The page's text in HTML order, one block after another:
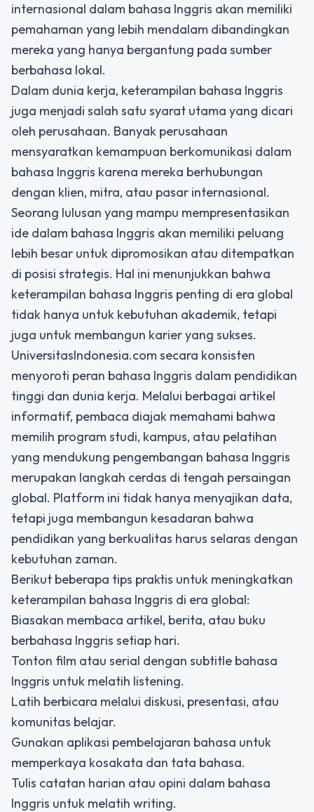
internasional dalam bahasa Inggris akan memiliki
pemahaman yang lebih mendalam dibandingkan
mereka yang hanya bergantung pada sumber
berbahasa lokal.
Dalam dunia kerja, keterampilan bahasa Inggris
juga menjadi salah satu syarat utama yang dicari
oleh perusahaan. Banyak perusahaan
mensyaratkan kemampuan berkomunikasi dalam
bahasa Inggris karena mereka berhubungan
dengan klien, mitra, atau pasar internasional.
Seorang lulusan yang mampu mempresentasikan
ide dalam bahasa Inggris akan memiliki peluang
lebih besar untuk dipromosikan atau ditempatkan
di posisi strategis. Hal ini menunjukkan bahwa
keterampilan bahasa Inggris penting di era global
tidak hanya untuk kebutuhan akademik, tetapi
juga untuk membangun karier yang sukses.
UniversitasIndonesia.com secara konsisten
menyoroti peran bahasa Inggris dalam pendidikan
tinggi dan dunia kerja. Melalui berbagai artikel
informatif, pembaca diajak memahami bahwa
memilih program studi, kampus, atau pelatihan
yang mendukung pengembangan bahasa Inggris
merupakan langkah cerdas di tengah persaingan
global. Platform ini tidak hanya menyajikan data,
tetapi juga membangun kesadaran bahwa
pendidikan yang berkualitas harus selaras dengan
kebutuhan zaman.
Berikut beberapa tips praktis untuk meningkatkan
keterampilan bahasa Inggris di era global:
Biasakan membaca artikel, berita, atau buku
berbahasa Inggris setiap hari.
Tonton film atau serial dengan subtitle bahasa
Inggris untuk melatih listening.
Latih berbicara melalui diskusi, presentasi, atau
komunitas belajar.
Gunakan aplikasi pembelajaran bahasa untuk
memperkaya kosakata dan tata bahasa.
Tulis catatan harian atau opini dalam bahasa
Inggris untuk melatih writing.